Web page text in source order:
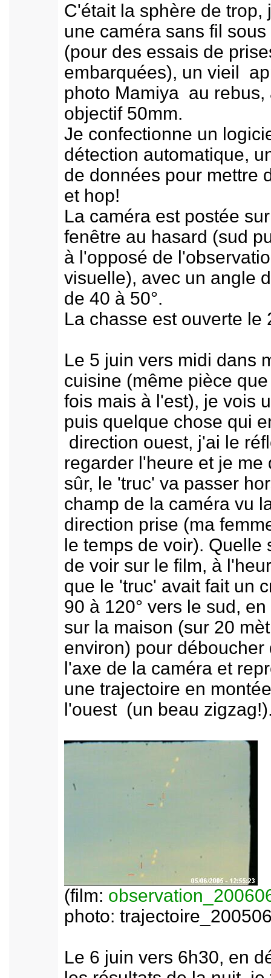
C'était la sphère de trop,
une caméra sans fil
(pour des essais de
embarquées), un vieil
photo Mamiya au rebus,
objectif 50mm.
Je confectionne un
détection automatique,
de données pour mettre
et hop!
La caméra est postée
fenêtre au hasard (sud
à l'opposé de
visuelle), avec un angle
de 40 à 50°.
La chasse est ouverte le
Le 5 juin vers midi dans
cuisine (même pièce
fois mais à l'est), je vois
puis quelque chose qui
direction ouest, j'ai le
regarder l'heure et je me
sûr, le 'truc' va passer
champ de la caméra vu
direction prise (ma
le temps de voir). Quelle
de voir sur le film, à
que le 'truc' avait fait un
90 à 120° vers le sud,
sur la maison (sur 20
environ) pour déboucher
l'axe de la caméra et
une trajectoire en
l'ouest (un beau
(film:
photo:
Le 6 juin vers 6h30, en